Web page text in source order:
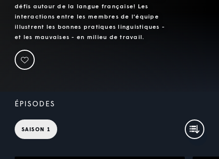
défis autour de la langue française! Les
interactions entre les membres de l'équipe
illustrent les bonnes pratiques linguistiques -
et les mauvaises - en milieu de travail.
ÉPISODES
SAISON 1